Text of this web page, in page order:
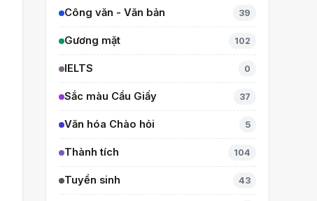
Công văn - Văn bản 39
Gương mặt 102
IELTS 0
Sắc màu Cầu Giấy 37
Văn hóa Chào hỏi 5
Thành tích 104
Tuyển sinh 43